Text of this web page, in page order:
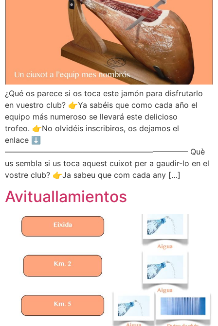
¿Qué os parece si os toca este jamón para disfrutarlo
en vuestro club? 👉Ya sabéis que como cada año el
equipo más numeroso se llevará este delicioso
trofeo. 👉No olvidéis inscribiros, os dejamos el
enlace ⬇️
———————————————————————– Què
us sembla si us toca aquest cuixot per a gaudir-lo en el
vostre club? 👉Ja sabeu que com cada any […]
Avituallamientos